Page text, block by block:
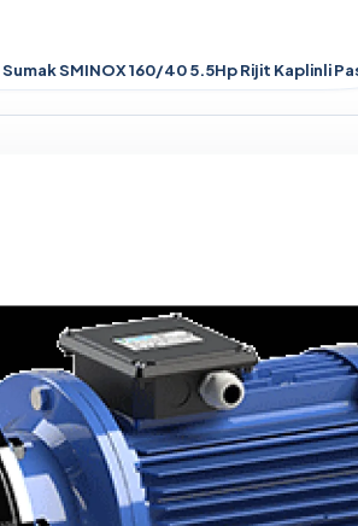
Sumak SMINOX 160/40 5.5Hp Rijit Kaplinli